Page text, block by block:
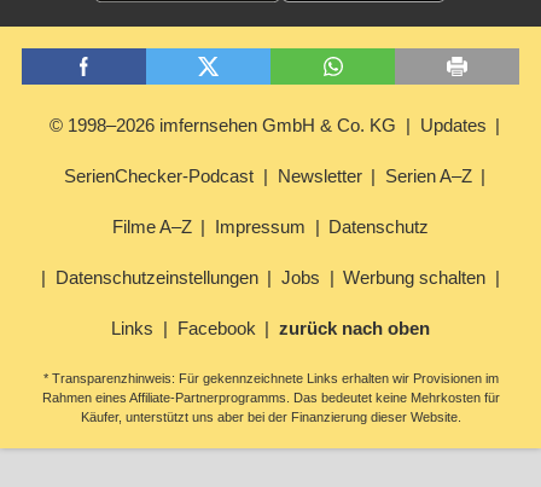
© 1998–2026 imfernsehen GmbH & Co. KG Updates
SerienChecker-Podcast Newsletter Serien A–Z
Filme A–Z Impressum Datenschutz
Datenschutzeinstellungen Jobs Werbung schalten
Links Facebook zurück nach oben
* Transparenzhinweis: Für gekennzeichnete Links erhalten wir Provisionen im
Rahmen eines Affiliate-Partnerprogramms. Das bedeutet keine Mehrkosten für
Käufer, unterstützt uns aber bei der Finanzierung dieser Website.